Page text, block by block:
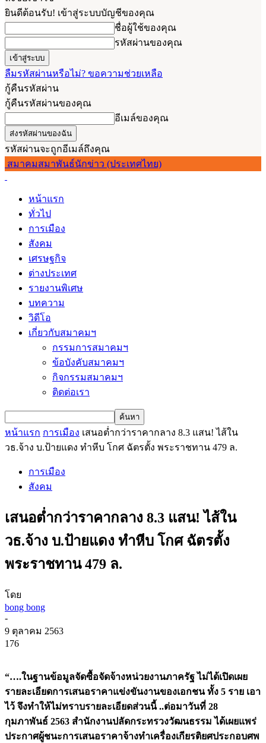
ยินดีต้อนรับ! เข้าสู่ระบบบัญชีของคุณ
ชื่อผู้ใช้ของคุณ
รหัสผ่านของคุณ
ลืมรหัสผ่านหรือไม่? ขอความช่วยเหลือ
กู้คืนรหัสผ่าน
กู้คืนรหัสผ่านของคุณ
อีเมล์ของคุณ
รหัสผ่านจะถูกอีเมล์ถึงคุณ
สมาคมสมาพันธ์นักข่าว (ประเทศไทย)
หน้าแรก
ทั่วไป
การเมือง
สังคม
เศรษฐกิจ
ต่างประเทศ
รายงานพิเศษ
บทความ
วิดีโอ
เกี่ยวกับสมาคมฯ
กรรมการสมาคมฯ
ข้อบังคับสมาคมฯ
กิจกรรมสมาคมฯ
ติดต่อเรา
หน้าแรก การเมือง เสนอต่ำกว่าราคากลาง 8.3 แสน! ไส้ใน
วธ.จ้าง บ.ป้ายแดง ทำหีบ โกศ ฉัตรตั้ง พระราชทาน 479 ล.
การเมือง
สังคม
เสนอต่ำกว่าราคากลาง 8.3 แสน! ไส้ใน
วธ.จ้าง บ.ป้ายแดง ทำหีบ โกศ ฉัตรตั้ง
พระราชทาน 479 ล.
โดย
bong bong
-
9 ตุลาคม 2563
176
“….ในฐานข้อมูลจัดซื้อจัดจ้างหน่วยงานภาครัฐ ไม่ได้เปิดเผย
รายละเอียดการเสนอราคาแข่งขันงานของเอกชน ทั้ง 5 ราย เอา
ไว้ จึงทำให้ไม่ทราบรายละเอียดส่วนนี้ ..ต่อมาวันที่ 28
กุมภาพันธ์ 2563 สำนักงานปลัดกระทรวงวัฒนธรรม ได้เผยแพร่
ประกาศผู้ชนะการเสนอราคาจ้างทำเครื่องเกียรติยศประกอบศพ